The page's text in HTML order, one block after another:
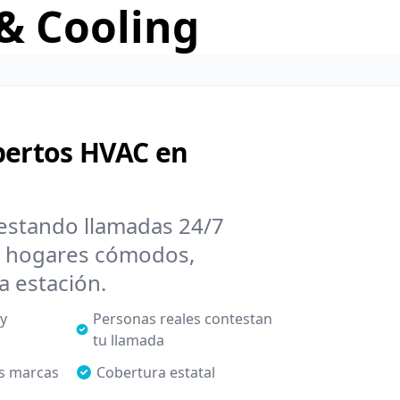
Cooling
HVAC en
llamadas 24/7
cómodos,
estación.
Personas reales contestan
tu llamada
marcas
Cobertura estatal